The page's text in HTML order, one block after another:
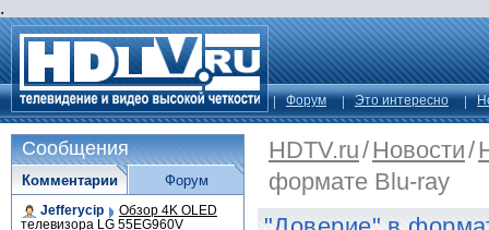
.
Форум Это интересно
HDTV.ru/Новости/
формате Blu-ray
Сообщения
Комментарии
Jefferycip Обзор 4K OLED
телевизора LG 55EG960V
Форум